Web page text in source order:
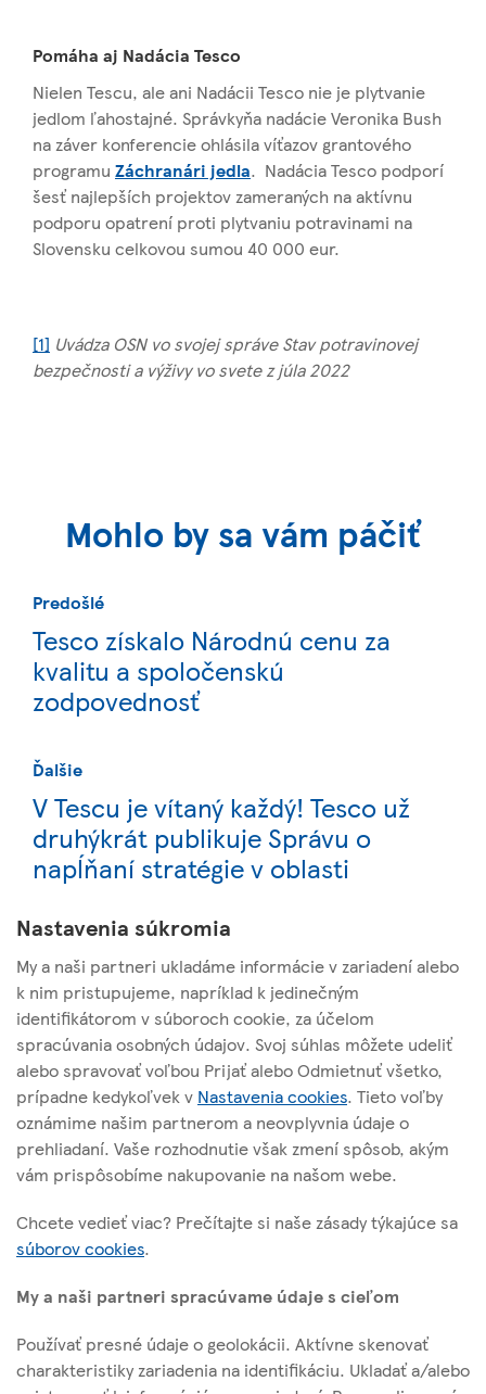
Pomáha aj Nadácia Tesco
Nielen Tescu, ale ani Nadácii Tesco nie je plytvanie
jedlom ľahostajné. Správkyňa nadácie Veronika Bush
na záver konferencie ohlásila víťazov grantového
programu Záchranári jedla. Nadácia Tesco podporí
šesť najlepších projektov zameraných na aktívnu
podporu opatrení proti plytvaniu potravinami na
Slovensku celkovou sumou 40 000 eur.
[1] Uvádza OSN vo svojej správe Stav potravinovej
bezpečnosti a výživy vo svete z júla 2022
Mohlo by sa vám páčiť
Predošlé
Tesco získalo Národnú cenu za
kvalitu a spoločenskú
zodpovednosť
Ďalšie
V Tescu je vítaný každý! Tesco už
druhýkrát publikuje Správu o
napĺňaní stratégie v oblasti
TESCO STORES SR, a. s.
Cesta na Senec 2
821 04 Bratislava
Užitočné linky
Sledujte nás
Nastavenia súkromia
My a naši partneri ukladáme informácie v zariadení alebo
k nim pristupujeme, napríklad k jedinečným
identifikátorom v súboroch cookie, za účelom
spracúvania osobných údajov. Svoj súhlas môžete udeliť
alebo spravovať voľbou Prijať alebo Odmietnuť všetko,
prípadne kedykoľvek v Nastavenia cookies. Tieto voľby
oznámime našim partnerom a neovplyvnia údaje o
prehliadaní. Vaše rozhodnutie však zmení spôsob, akým
vám prispôsobíme nakupovanie na našom webe.
Chcete vedieť viac? Prečítajte si naše zásady týkajúce sa
súborov cookies.
My a naši partneri spracúvame údaje s cieľom
Používať presné údaje o geolokácii. Aktívne skenovať
charakteristiky zariadenia na identifikáciu. Ukladať a/alebo